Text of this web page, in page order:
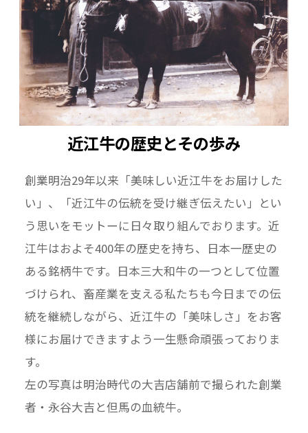
近江牛の歴史とその歩み
創業明治29年以来「美味しい近江牛をお届けした
い」、「近江牛の伝統を受け継ぎ伝えたい」とい
う思いをモットーに日々取り組んでおります。近
江牛はおよそ400年の歴史を持ち、日本一歴史の
ある銘柄牛です。日本三大和牛の一つとして位置
づけられ、畜産業を支える私たちも今日までの伝
統を継続しながら、近江牛の「美味しさ」をお客
様にお届けできますよう一生懸命頑張っておりま
す。
左の写真は明治時代の大吉店舗前で撮られた創業
者・永谷大吉と但馬の血統牛。